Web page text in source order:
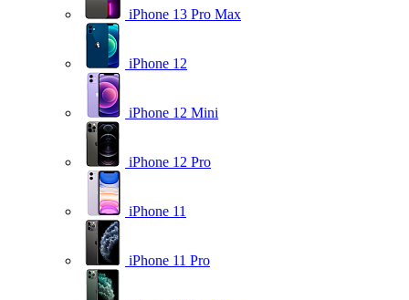
iPhone 13 Pro Max
iPhone 12
iPhone 12 Mini
iPhone 12 Pro
iPhone 11
iPhone 11 Pro